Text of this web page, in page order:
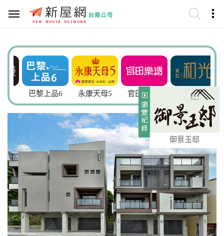
御景玉邸
巴黎上品6 永康天母5 官田樂透5 寬石.和光